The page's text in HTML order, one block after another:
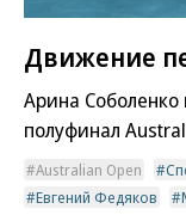
Движение
Арина
полуфинал
Australian Open
Евгений Федяков